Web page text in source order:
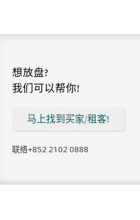
想放盘?
我们可以帮你!
马上找到买家/租客!
联络+852 2102 0888